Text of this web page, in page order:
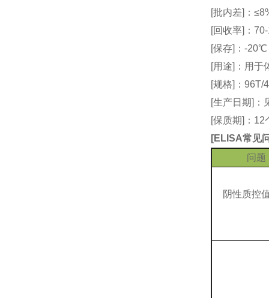
[批内差]：
[回收率]：
[保存]：-
[用途]：用于
[规格]：96T/
[生产日期]：
[保质期]：
[ELISA常见
问题
阴性质控